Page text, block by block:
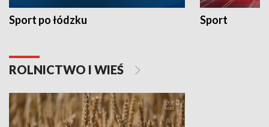
Sport po łódzku Sport
ROLNICTWO I WIEŚ